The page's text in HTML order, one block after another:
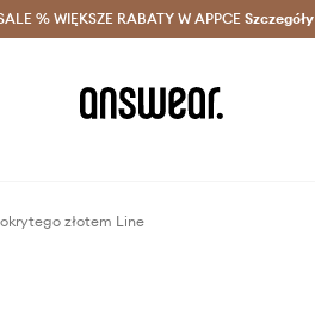
Club > Dostawa nawet w 24h >
% WIĘKSZE RABATY W APPCE Szczegóły
złotem Line